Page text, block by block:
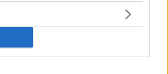
Евробаскет 2025. Сербия
результаты первого дня